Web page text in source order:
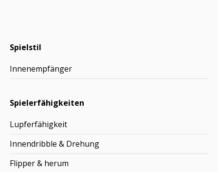
Spielstil
Innenempfänger
Spielerfähigkeiten
Lupferfähigkeit
Innendribble & Drehung
Flipper & herum